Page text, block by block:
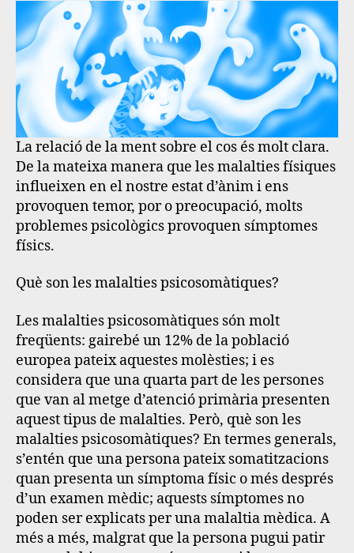
La relació de la ment sobre el cos és molt clara.
De la mateixa manera que les malalties físiques
influeixen en el nostre estat d’ànim i ens
provoquen temor, por o preocupació, molts
problemes psicològics provoquen símptomes
físics.
Què son les malalties psicosomàtiques?
Les malalties psicosomàtiques són molt
freqüents: gairebé un 12% de la població
europea pateix aquestes molèsties; i es
considera que una quarta part de les persones
que van al metge d’atenció primària presenten
aquest tipus de malalties. Però, què son les
malalties psicosomàtiques? En termes generals,
s’entén que una persona pateix somatitzacions
quan presenta un símptoma físic o més després
d’un examen mèdic; aquests símptomes no
poden ser explicats per una malaltia mèdica. A
més a més, malgrat que la persona pugui patir